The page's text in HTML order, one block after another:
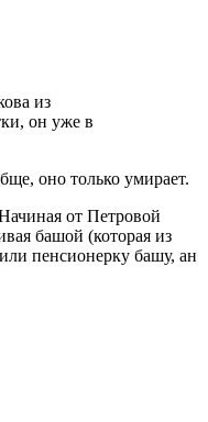
из
он уже в
оно только умирает.
от Петровой
башой (которая из
пенсионерку башу, ан